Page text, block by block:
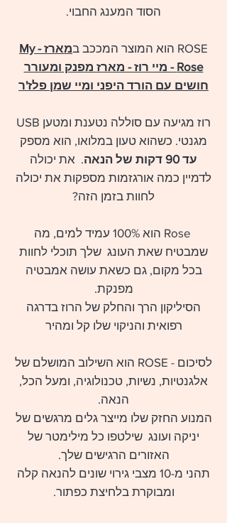
הסוד המענג החבוי.
ROSE הוא המוצר המככב ב
מארז - My
Rose - מיי רוז - מארז מפנק ומעורר
חושים עם הורד היפני ומיי שמן פלז'ר
רוז מגיעה עם סוללה נטענת ומטען USB
מגנטי. כשהוא טעון במלואו, הוא מספק
עד 90 דקות של הנאה
. את יכולה
לדמיין כמה אורגזמות מספקות את יכולה
לחוות בזמן הזה?
Rose הוא 100% עמיד למים, מה
שמבטיח שאת העונג שלך תוכלי לחוות
בכל מקום, גם כשאת עושה אמבטיה
מפנקת.
הסיליקון הרך והחלק של הרוז בדרגה
רפואית והניקוי שלו קל ומהיר
לסיכום - ROSE הוא השילוב המושלם של
אלגנטיות, נשיות, טכנולוגיה, ומעל הכל,
הנאה.
המנוע החזק שלו מייצר גלים מרגשים של
יניקה ועונג שילטפו כל מילימטר של
האזורים הרגישים שלך.
תהני מ-10 מצבי גירוי שונים להנאה קלה
ומבוקרת בלחיצת כפתור.